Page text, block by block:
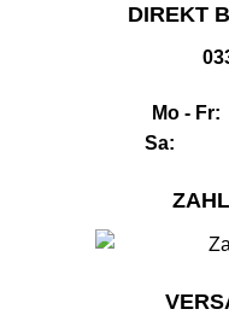
DIREKT
Mo -
Sa: